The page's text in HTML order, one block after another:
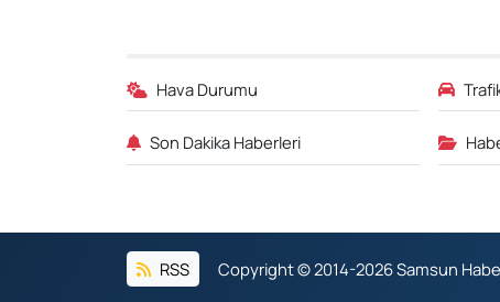
Hava Durumu
Son Dakika Haberleri
RSS Copyright © 2014-2026 Samsun Haber.